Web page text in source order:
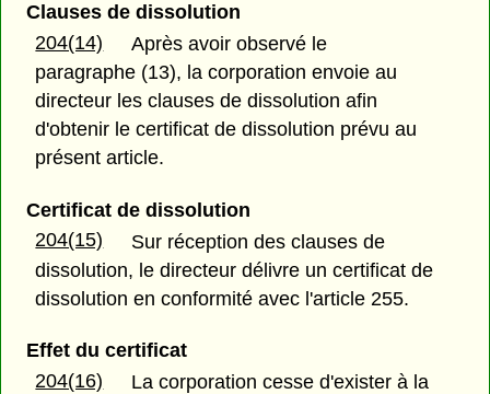
Clauses de dissolution
204(14)
Après avoir observé le
paragraphe (13), la corporation envoie au
directeur les clauses de dissolution afin
d'obtenir le certificat de dissolution prévu au
présent article.
Certificat de dissolution
204(15)
Sur réception des clauses de
dissolution, le directeur délivre un certificat de
dissolution en conformité avec l'article 255.
Effet du certificat
204(16)
La corporation cesse d'exister à la